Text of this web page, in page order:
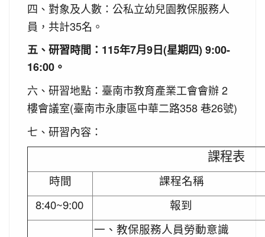
四、對象及人數： 公私立幼兒園教保服務人
員，共計35名。
五、研習時間： 115年7月9日(星期四) 9:00-
16:00。
六、研習地點： 臺南市教育產業工會會辦 2
樓會議室(臺南市永康區中華二路358 巷26號)
七、研習內容：
課程表
時間
課程名稱
8:40~9:00
報到
一、教保服務人員勞動意識